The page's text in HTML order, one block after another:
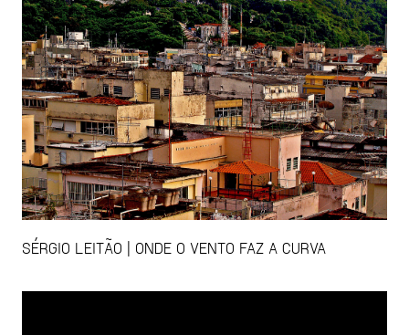
SÉRGIO LEITÃO | ONDE O VENTO FAZ A CURVA